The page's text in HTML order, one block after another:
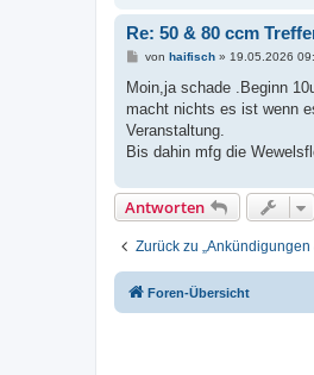
Re: 50 & 80 ccm
B
i
r
a
von haifisch» 19.05.2026
Moin,ja schade .Beginn
macht nichts es ist wenn
Veranstaltung.
Bis dahin mfg die
Antworten
Zurück zu „Ankündigungen
Foren-Übersicht